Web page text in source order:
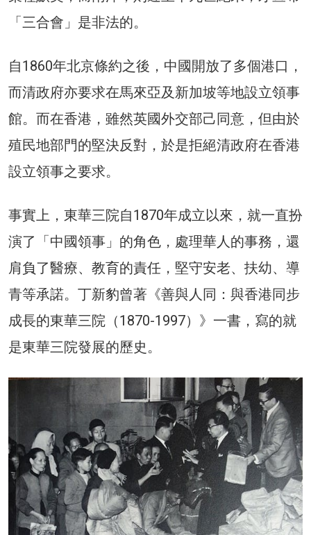
「三合會」是非法的。
自1860年北京條約之後，中國開放了多個港口，
而清政府亦要求在馬來亞及新加坡等地設立領事
館。而在香港，雖然英國外交部己同意，但由於
殖民地部門的堅決反對，於是拒絕清政府在香港
設立領事之要求。
事實上，東華三院自1870年成立以來，就一直扮
演了「中國領事」的角色，處理華人的事務，還
肩負了醫療、教育的責任，堅守安老、扶幼、導
青等承諾。丁新豹曾著《善與人同：與香港同步
成長的東華三院（1870-1997）》一書，寫的就
是東華三院發展的歷史。